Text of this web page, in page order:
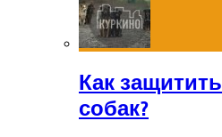
Как
собак?